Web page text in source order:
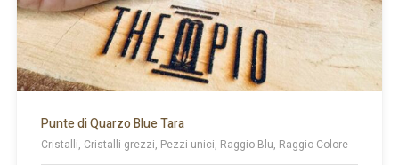
Punte di Quarzo Blue Tara
Cristalli, Cristalli grezzi, Pezzi unici, Raggio Blu, Raggio Colore